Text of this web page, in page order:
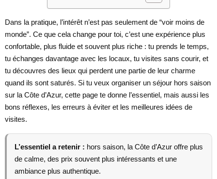
Dans la pratique, l’intérêt n’est pas seulement de “voir moins de
monde”. Ce que cela change pour toi, c’est une expérience plus
confortable, plus fluide et souvent plus riche : tu prends le temps,
tu échanges davantage avec les locaux, tu visites sans courir, et
tu découvres des lieux qui perdent une partie de leur charme
quand ils sont saturés. Si tu veux organiser un séjour hors saison
sur la Côte d’Azur, cette page te donne l’essentiel, mais aussi les
bons réflexes, les erreurs à éviter et les meilleures idées de
visites.
L’essentiel a retenir : hors saison, la Côte d’Azur offre plus
de calme, des prix souvent plus intéressants et une
ambiance plus authentique.